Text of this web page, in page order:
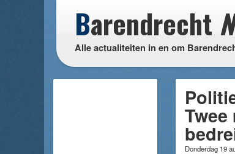
Barendrecht
Alle actualiteiten in en om
Donderdag 19